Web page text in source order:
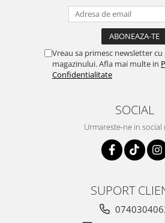
Crackers & Paine uscata
Amestecuri pentru desert
Faina & Amestecuri
Pinemed - Scutec colectare
Vreau sa primesc newsletter
magazinului. Afla mai multe in
Confidentialitate
SOCIAL
Urmareste-ne in social
SUPORT